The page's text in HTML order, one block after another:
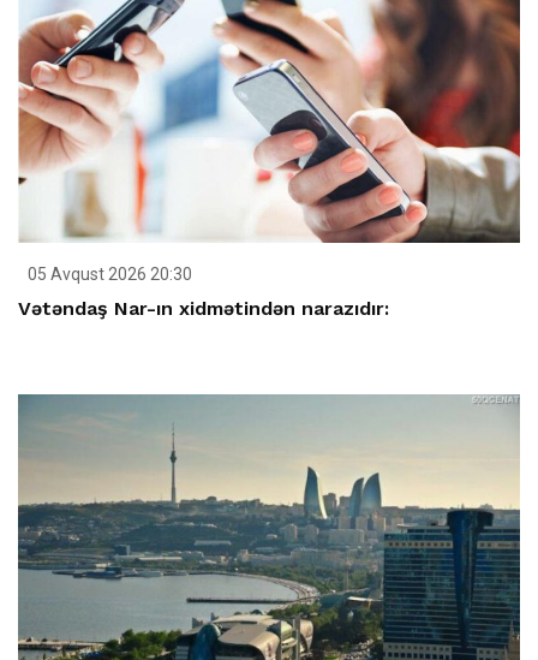
05 Avqust 2026 20:30
Vətəndaş Nar-ın xidmətindən narazıdır: